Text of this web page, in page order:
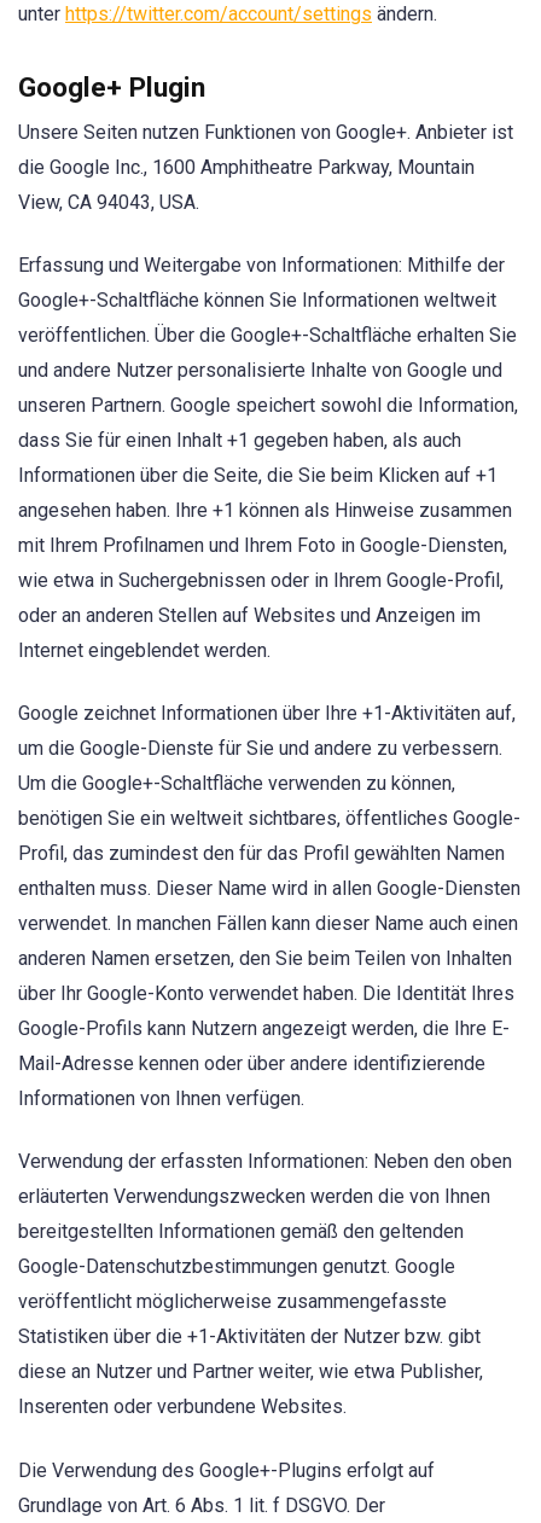
unter https://twitter.com/account/settings ändern.
Google+ Plugin
Unsere Seiten nutzen Funktionen von Google+. Anbieter ist
die Google Inc., 1600 Amphitheatre Parkway, Mountain
View, CA 94043, USA.
Erfassung und Weitergabe von Informationen: Mithilfe der
Google+-Schaltfläche können Sie Informationen weltweit
veröffentlichen. Über die Google+-Schaltfläche erhalten Sie
und andere Nutzer personalisierte Inhalte von Google und
unseren Partnern. Google speichert sowohl die Information,
dass Sie für einen Inhalt +1 gegeben haben, als auch
Informationen über die Seite, die Sie beim Klicken auf +1
angesehen haben. Ihre +1 können als Hinweise zusammen
mit Ihrem Profilnamen und Ihrem Foto in Google-Diensten,
wie etwa in Suchergebnissen oder in Ihrem Google-Profil,
oder an anderen Stellen auf Websites und Anzeigen im
Internet eingeblendet werden.
Google zeichnet Informationen über Ihre +1-Aktivitäten auf,
um die Google-Dienste für Sie und andere zu verbessern.
Um die Google+-Schaltfläche verwenden zu können,
benötigen Sie ein weltweit sichtbares, öffentliches Google-
Profil, das zumindest den für das Profil gewählten Namen
enthalten muss. Dieser Name wird in allen Google-Diensten
verwendet. In manchen Fällen kann dieser Name auch einen
anderen Namen ersetzen, den Sie beim Teilen von Inhalten
über Ihr Google-Konto verwendet haben. Die Identität Ihres
Google-Profils kann Nutzern angezeigt werden, die Ihre E-
Mail-Adresse kennen oder über andere identifizierende
Informationen von Ihnen verfügen.
Verwendung der erfassten Informationen: Neben den oben
erläuterten Verwendungszwecken werden die von Ihnen
bereitgestellten Informationen gemäß den geltenden
Google-Datenschutzbestimmungen genutzt. Google
veröffentlicht möglicherweise zusammengefasste
Statistiken über die +1-Aktivitäten der Nutzer bzw. gibt
diese an Nutzer und Partner weiter, wie etwa Publisher,
Inserenten oder verbundene Websites.
Die Verwendung des Google+-Plugins erfolgt auf
Grundlage von Art. 6 Abs. 1 lit. f DSGVO. Der